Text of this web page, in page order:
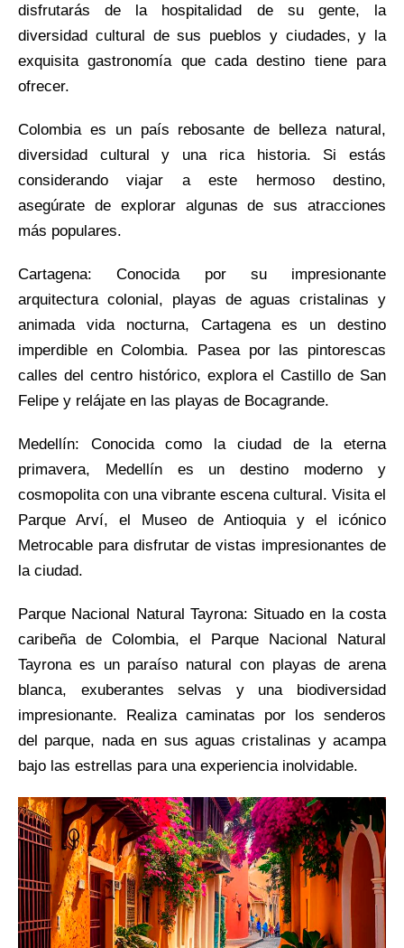
disfrutarás de la hospitalidad de su gente, la
diversidad cultural de sus pueblos y ciudades, y la
exquisita gastronomía que cada destino tiene para
ofrecer.
Colombia es un país rebosante de belleza natural,
diversidad cultural y una rica historia. Si estás
considerando viajar a este hermoso destino,
asegúrate de explorar algunas de sus atracciones
más populares.
Cartagena: Conocida por su impresionante
arquitectura colonial, playas de aguas cristalinas y
animada vida nocturna, Cartagena es un destino
imperdible en Colombia. Pasea por las pintorescas
calles del centro histórico, explora el Castillo de San
Felipe y relájate en las playas de Bocagrande.
Medellín: Conocida como la ciudad de la eterna
primavera, Medellín es un destino moderno y
cosmopolita con una vibrante escena cultural. Visita el
Parque Arví, el Museo de Antioquia y el icónico
Metrocable para disfrutar de vistas impresionantes de
la ciudad.
Parque Nacional Natural Tayrona: Situado en la costa
caribeña de Colombia, el Parque Nacional Natural
Tayrona es un paraíso natural con playas de arena
blanca, exuberantes selvas y una biodiversidad
impresionante. Realiza caminatas por los senderos
del parque, nada en sus aguas cristalinas y acampa
bajo las estrellas para una experiencia inolvidable.